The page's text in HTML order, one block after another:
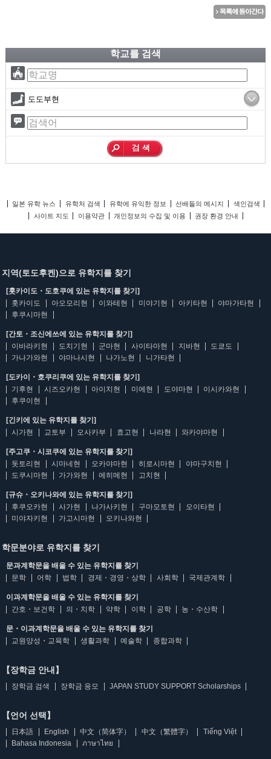
학교를 검색
도도부현
일본 유학 뉴스 유학처 검색 유학에 유익한 정보 선배들의 메시지
색인검색
사이트 지도
이용약관 개인정보의 수집 및 이용 권장 환경 안내
지역(토도후켄)으로 유학지를 찾기
[홋카이도・도호쿠에 있는 유학지를 찾기]
홋카이도
아오모리현 이와테현 미야기현 아키타현
야마가타현
후쿠시마현
[간토・조신에쓰에 있는 유학지를 찾기]
이바라키현
도치기현 군마현 사이타마현 지바현
도쿄도
가나가와현
야마나시현 나가노현 니가타현
[도카이・호쿠리쿠에 있는 유학지를 찾기]
기후현
시즈오카현 아이치현 미에현 도야마현
이시카와현
후쿠이현
[긴키에 있는 유학지를 찾기]
시가현
교토부 오사카부 효고현 나라현 와카야마현
[주고쿠・시코쿠에 있는 유학지를 찾기]
돗토리현
시마네현 오카야마현 히로시마현
야마구치현
도쿠시마현
가가와현 에히메현 고치현
[규슈・오키나와에 있는 유학지를 찾기]
후쿠오카현
사가현 나가사키현 구마모토현
오이타현
미야자키현
가고시마현 오키나와현
학문분야로 유학지를 찾기
문과계학문을 배울 수 있는 유학지를 찾기
문학
어학 법학 경제・경영・상학 사회학 국제관계학
이과계학문을 배울 수 있는 유학지를 찾기
간호・보건학
의・치학 약학 이학 공학 농・수산학
문・이과계학문을 배울 수 있는 유학지를 찾기
교원양성・교육학
생활과학 예술학 종합과학
【장학금 안내】
장학금 검색 장학금 응모 JAPAN STUDY SUPPORT Scholarships
【언어 선택】
日本語 English 中文（简体字） 中文（繁體字）
Tiếng Việt
Bahasa Indonesia
ภาษาไทย